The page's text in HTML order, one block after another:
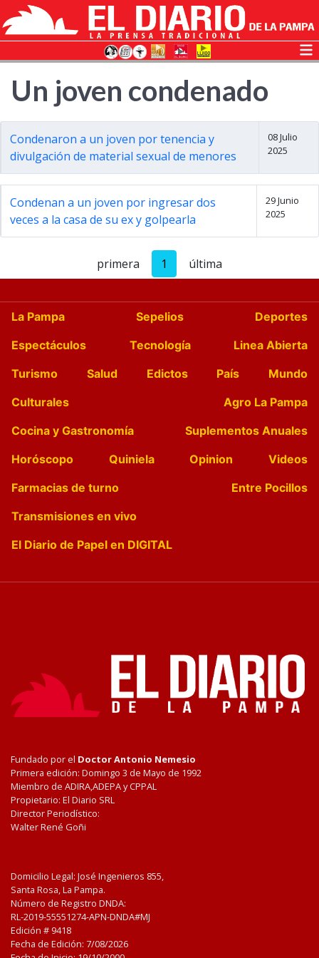
Un joven condenado
Condenaron a un joven por tenencia y
divulgación de material sexual de menores
08 Julio
2025
Condenan a un joven por ingresar dos
veces a la casa de su ex y golpearla
29 Junio
2025
primera 1 última
La Pampa Sepelios
Deportes
Espectáculos
Tecnología
Linea Abierta
Turismo
Salud Edictos País
Mundo
Culturales
Agro La Pampa
Cocina y Gastronomía
Suplementos Anuales
Horóscopo
Quiniela Opinion
Videos
Farmacias de turno
Entre Pocillos
Transmisiones en vivo
El Diario de Papel en DIGITAL
Fundado por el Doctor Antonio Nemesio
Primera edición: Domingo 3 de Mayo de 1992
Miembro de ADIRA,ADEPA y CPPAL
Propietario: El Diario SRL
Director Periodístico:
Walter René Goñi
Domicilio Legal: José Ingenieros 855,
Santa Rosa, La Pampa.
Número de Registro DNDA:
RL-2019-55551274-APN-DNDA#MJ
Edición # 9418
Fecha de Edición: 7/08/2026